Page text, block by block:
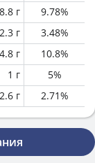
8.8 г 9.78%
2.3 г 3.48%
г 10.8%
1 г 5%
г 2.71%